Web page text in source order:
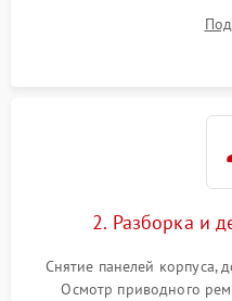
выявления посторонних
электронного
2. Разборка и
Снятие панелей корпуса,
Осмотр приводного